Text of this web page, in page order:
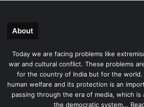
About
Today we are facing problems like
war and cultural conflict. These problems
for the country of India but for the world.
human welfare and its protection is an
passing through the era of media, which is
the democratic system...